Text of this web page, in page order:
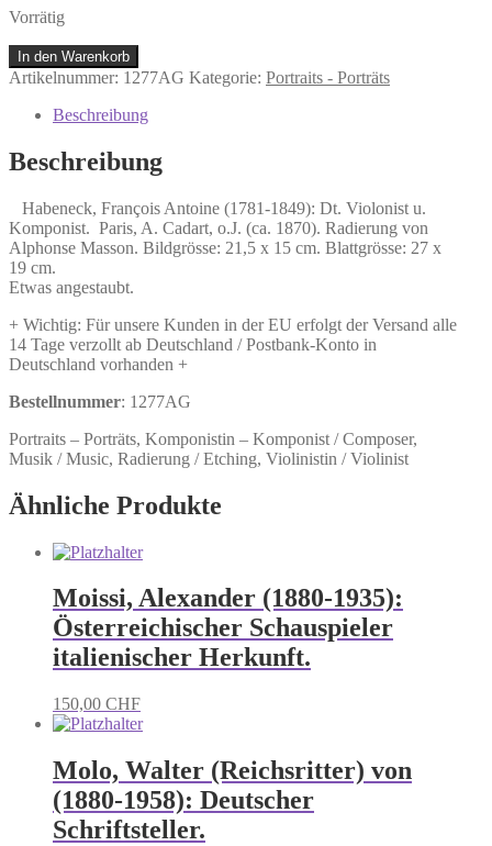
Vorrätig
Habeneck,
François
(1781-
Dt.
Violonist
Komponist.
Menge
In den Warenkorb
Artikelnummer: 1277AG Kategorie: Portraits - Porträts
Beschreibung
Beschreibung
Habeneck, François Antoine (1781-1849): Dt. Violonist u.
Komponist. Paris, A. Cadart, o.J. (ca. 1870). Radierung von
Alphonse Masson. Bildgrösse: 21,5 x 15 cm. Blattgrösse: 27 x
19 cm.
Etwas angestaubt.
+ Wichtig: Für unsere Kunden in der EU erfolgt der Versand alle
14 Tage verzollt ab Deutschland / Postbank-Konto in
Deutschland vorhanden +
Bestellnummer: 1277AG
Portraits – Porträts, Komponistin – Komponist / Composer,
Musik / Music, Radierung / Etching, Violinistin / Violinist
Ähnliche Produkte
Moissi, Alexander (1880-1935):
Österreichischer Schauspieler
italienischer Herkunft.
150,00 CHF
Molo, Walter (Reichsritter) von
(1880-1958): Deutscher
Schriftsteller.